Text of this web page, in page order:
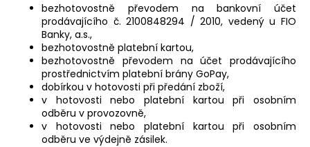
bezhotovostně převodem na bankovní účet
prodávajícího č.2100848294 / 2010, vedený u FIO
Banky, a.s.,
bezhotovostně platební kartou,
bezhotovostně převodem na účet prodávajícího
prostřednictvím platební brány GoPay,
dobírkou v hotovosti při předání zboží,
v hotovosti nebo platební kartou při osobním
odběru v provozovně,
v hotovosti nebo platební kartou při osobním
odběru ve výdejně zásilek.